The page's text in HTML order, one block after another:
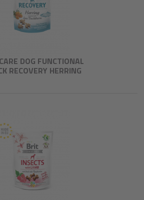
DOG FUNCTIONAL
RECOVERY HERRING